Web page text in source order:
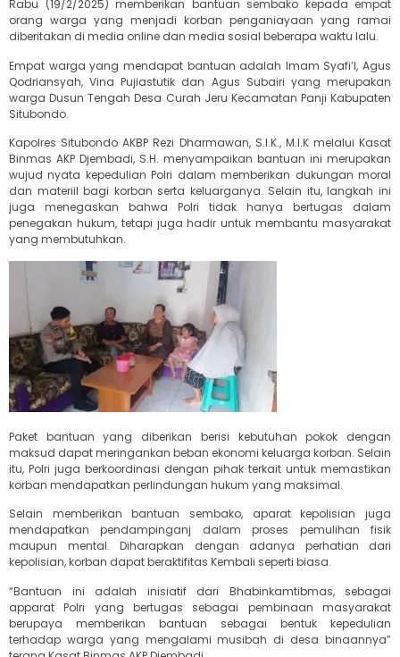
Rabu (19/2/2025) memberikan bantuan sembako kepada empat
orang warga yang menjadi korban penganiayaan yang ramai
diberitakan di media online dan media sosial beberapa waktu lalu.
Empat warga yang mendapat bantuan adalah Imam Syafi’I, Agus
Qodriansyah, Vina Pujiastutik dan Agus Subairi yang merupakan
warga Dusun Tengah Desa Curah Jeru Kecamatan Panji Kabupaten
Situbondo.
Kapolres Situbondo AKBP Rezi Dharmawan, S.I.K., M.I.K melalui Kasat
Binmas AKP Djembadi, S.H. menyampaikan bantuan ini merupakan
wujud nyata kepedulian Polri dalam memberikan dukungan moral
dan materiil bagi korban serta keluarganya. Selain itu, langkah ini
juga menegaskan bahwa Polri tidak hanya bertugas dalam
penegakan hukum, tetapi juga hadir untuk membantu masyarakat
yang membutuhkan.
Paket bantuan yang diberikan berisi kebutuhan pokok dengan
maksud dapat meringankan beban ekonomi keluarga korban. Selain
itu, Polri juga berkoordinasi dengan pihak terkait untuk memastikan
korban mendapatkan perlindungan hukum yang maksimal.
Selain memberikan bantuan sembako, aparat kepolisian juga
mendapatkan pendampinganj dalam proses pemulihan fisik
maupun mental. Diharapkan dengan adanya perhatian dari
kepolisian, korban dapat beraktifitas Kembali seperti biasa.
“Bantuan ini adalah inisiatif dari Bhabinkamtibmas, sebagai
apparat Polri yang bertugas sebagai pembinaan masyarakat
berupaya memberikan bantuan sebagai bentuk kepedulian
terhadap warga yang mengalami musibah di desa binaannya”